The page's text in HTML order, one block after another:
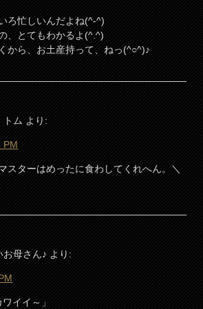
ろ忙しいんだよね(^-^)
、とてもわかるよ(^.^)
から、お土産持って、ねっ(^○^)♪
トム より:
PM
スターはめったに食わしてくれへん。＼
お母さん♪ より:
ワイイ～」